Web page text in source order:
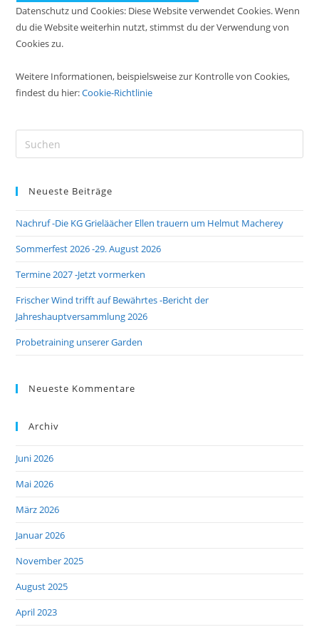
Datenschutz und Cookies: Diese Website verwendet Cookies. Wenn
du die Website weiterhin nutzt, stimmst du der Verwendung von
Cookies zu.
Weitere Informationen, beispielsweise zur Kontrolle von Cookies,
findest du hier:Cookie-Richtlinie
Neueste Beiträge
Nachruf -Die KG Grieläächer Ellen trauern um Helmut Macherey
Sommerfest 2026 -29. August 2026
Termine 2027 -Jetzt vormerken
Frischer Wind trifft auf Bewährtes -Bericht der
Jahreshauptversammlung 2026
Probetraining unserer Garden
Neueste Kommentare
Archiv
Juni 2026
Mai 2026
März 2026
Januar 2026
November 2025
August 2025
April 2023